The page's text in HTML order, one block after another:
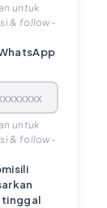
untuk
& follow-
untuk
& follow-